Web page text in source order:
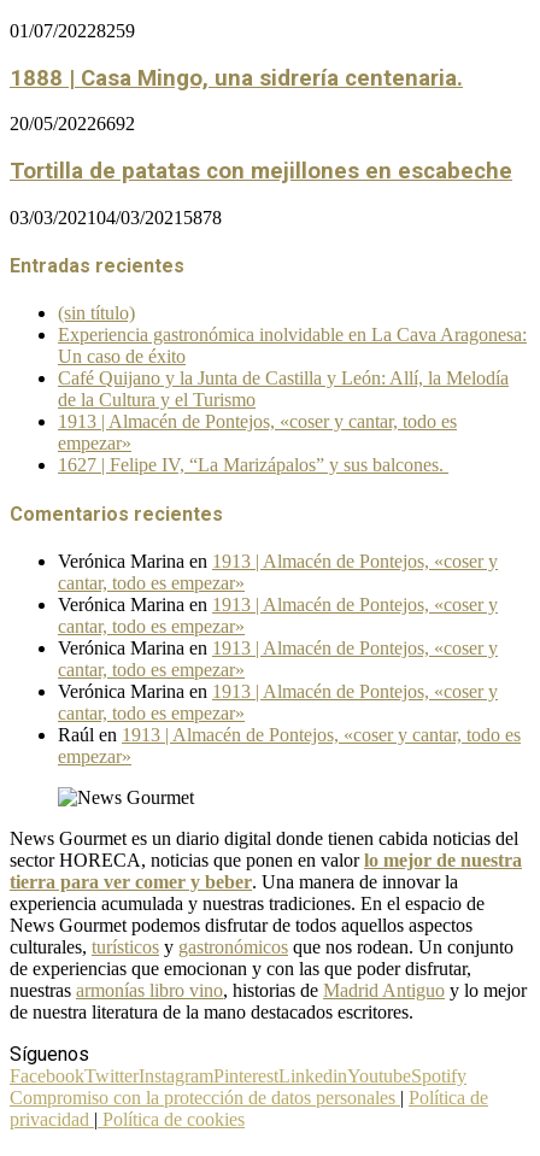
01/07/20228259
1888 | Casa Mingo, una sidrería centenaria.
20/05/20226692
Tortilla de patatas con mejillones en escabeche
03/03/202104/03/2021 5878
Entradas recientes
(sin título)
Experiencia gastronómica inolvidable en La Cava Aragonesa:
Un caso de éxito
Café Quijano y la Junta de Castilla y León: Allí, la Melodía
de la Cultura y el Turismo
1913 | Almacén de Pontejos, «coser y cantar, todo es
empezar»
1627 | Felipe IV, “La Marizápalos” y sus balcones.
Comentarios recientes
Verónica Marina en 1913 | Almacén de Pontejos, «coser y
cantar, todo es empezar»
Verónica Marina en 1913 | Almacén de Pontejos, «coser y
cantar, todo es empezar»
Verónica Marina en 1913 | Almacén de Pontejos, «coser y
cantar, todo es empezar»
Verónica Marina en 1913 | Almacén de Pontejos, «coser y
cantar, todo es empezar»
Raúl en 1913 | Almacén de Pontejos, «coser y cantar, todo es
empezar»
News Gourmet es un diario digital donde tienen cabida noticias del
sector HORECA, noticias que ponen en valorlo mejor de nuestra
tierra para ver comer y beber. Una manera de innovar la
experiencia acumulada y nuestras tradiciones. En el espacio de
News Gourmet podemos disfrutar de todos aquellos aspectos
culturales, turísticos y gastronómicos que nos rodean. Un conjunto
de experiencias que emocionan y con las que poder disfrutar,
nuestras armonías libro vino, historias de Madrid Antiguo y lo mejor
de nuestra literatura de la mano destacados escritores.
Síguenos
FacebookTwitterInstagramPinterestLinkedinYoutubeSpotify
Compromiso con la protección de datos personales | Política de
privacidad | Política de cookies